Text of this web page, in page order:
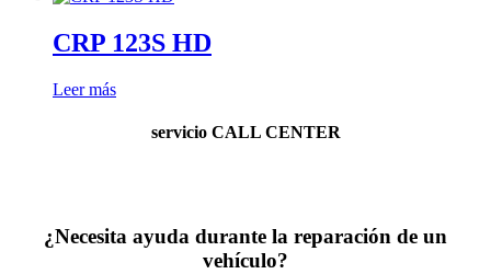
CRP 123S HD
Leer más
servicio CALL CENTER
¿Necesita ayuda durante la reparación de un
vehículo?